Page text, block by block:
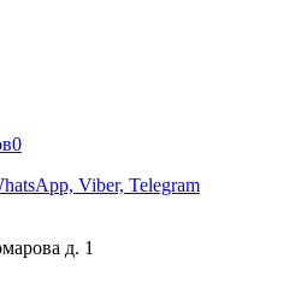
0
Viber, Telegram
д. 1